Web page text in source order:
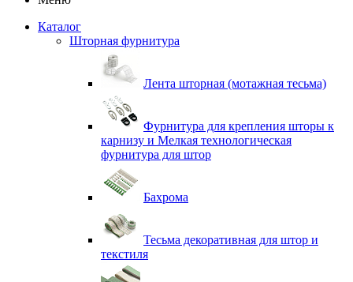
Каталог
Шторная фурнитура
Лента шторная (мотажная тесьма)
Фурнитура для крепления шторы к
карнизу и Мелкая технологическая
фурнитура для штор
Бахрома
Тесьма декоративная для штор и
текстиля